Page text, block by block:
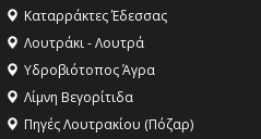
Καταρράκτες Έδεσσας
Λουτράκι - Λουτρά
Υδροβιότοπος Άγρα
Λίμνη Βεγορίτιδα
Πηγές Λουτρακίου (Πόζαρ)